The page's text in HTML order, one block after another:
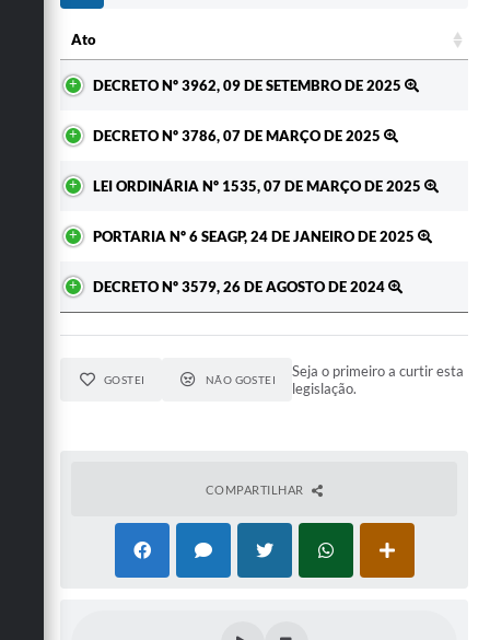
Ato
DECRETO Nº 3962, 09 DE SETEMBRO DE 2025
DECRETO Nº 3786, 07 DE MARÇO DE 2025
LEI ORDINÁRIA Nº 1535, 07 DE MARÇO DE 2025
PORTARIA Nº 6 SEAGP, 24 DE JANEIRO DE 2025
DECRETO Nº 3579, 26 DE AGOSTO DE 2024
GOSTEI NÃO GOSTEI
Seja o primeiro a curtir esta
legislação.
COMPARTILHAR